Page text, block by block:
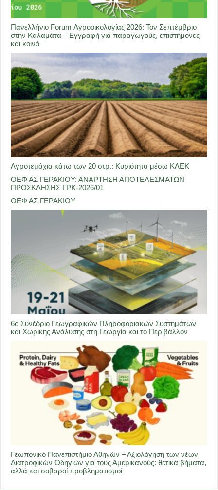
Πανελλήνιο Forum Αγροοικολογίας 2026: Τον Σεπτέμβριο
στην Καλαμάτα – Εγγραφή για παραγωγούς, επιστήμονες
και κοινό
Αγροτεμάχια κάτω των 20 στρ.: Κυριότητα μέσω ΚΑΕΚ
ΟΕΦ ΑΣ ΓΕΡΑΚΙΟΥ: ΑΝΑΡΤΗΣΗ ΑΠΟΤΕΛΕΣΜΑΤΩΝ
ΠΡΟΣΚΛΗΣΗΣ ΓΡΚ-2026/01
ΟΕΦ ΑΣ ΓΕΡΑΚΙΟΥ
6ο Συνέδριο Γεωγραφικών Πληροφοριακών Συστημάτων
και Χωρικής Ανάλυσης στη Γεωργία και το Περιβάλλον
Γεωπονικό Πανεπιστήμιο Αθηνών – Αξιολόγηση των νέων
Διατροφικών Οδηγιών για τους Αμερικανούς: θετικά βήματα,
αλλά και σοβαροί προβληματισμοί